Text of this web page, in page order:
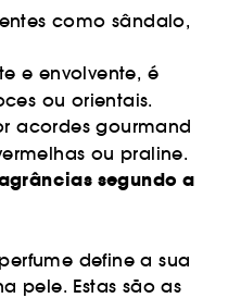
como sândalo,
e envolvente, é
ou orientais.
acordes gourmand
ou praline.
segundo a
define a sua
pele. Estas são as